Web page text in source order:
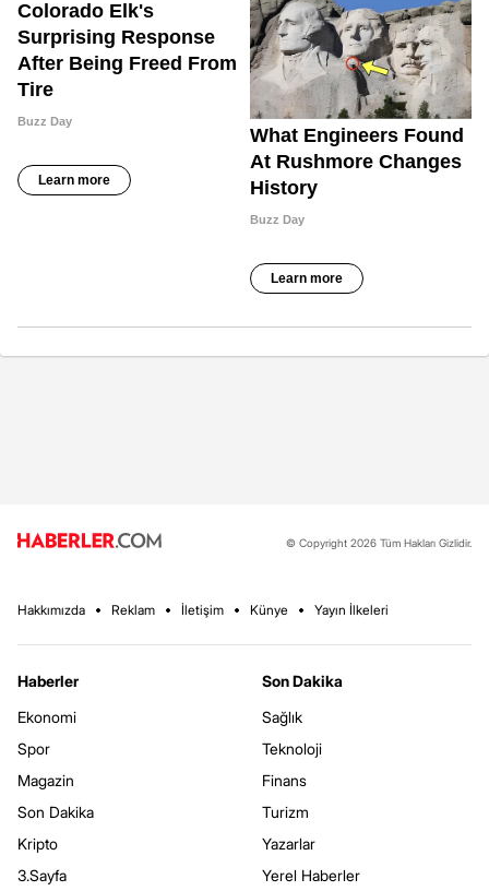
© Copyright 2026 Tüm Hakları Gizlidir.
Hakkımızda Reklam İletişim Künye Yayın İlkeleri
Haberler
Ekonomi
Spor
Magazin
Son Dakika
Kripto
3.Sayfa
Son Dakika
Sağlık
Teknoloji
Finans
Turizm
Yazarlar
Yerel Haberler